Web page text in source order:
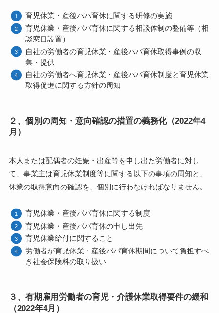
育児休業・産後パパ育休に関する研修の実施
育児休業・産後パパ育休に関する相談体制の整備等（相
談窓口設置）
自社の労働者の育児休業・産後パパ育休取得事例の収
集・提供
自社の労働者へ育児休業・産後パパ育休制度と育児休業
取得促進に関する方針の周知
２、個別の周知・意向確認の措置の義務化（2022年4
月）
本人または配偶者の妊娠・出産等を申し出た労働者に対し
て、事業主は育児休業制度等に関する以下の事項の周知と、
休業の取得意向の確認を、個別に行わなければなりません。
育児休業・産後パパ育休に関する制度
育児休業・産後パパ育休の申し出先
育児休業給付に関すること
労働者が育児休業・産後パパ育休期間について負担すべ
き社会保険料の取り扱い
３、有期雇用労働者の育児・介護休業取得要件の緩和
（2022年4月）